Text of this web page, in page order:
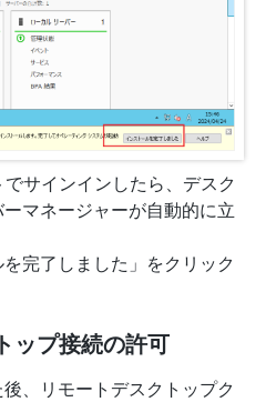
サインインしたら、デスク
マネージャーが自動的に立
完了しました」をクリック
ップ接続の許可
、リモートデスクトップク